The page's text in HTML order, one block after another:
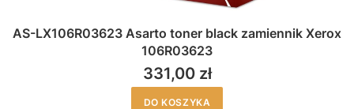
AS-LX106R03623 Asarto toner black zamiennik Xerox
106R03623
331,00 zł
DO KOSZYKA